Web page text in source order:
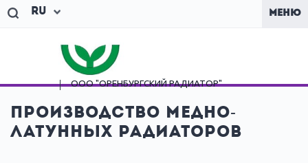
Ru МЕНЮ
ООО "ОРЕНБУРГСКИЙРАДИАТОР"
Производство медно-
латунных радиаторов